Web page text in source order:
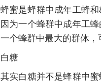
蜂蜜是蜂群中成年工蜂
因为一个蜂群中成年工
一个蜂群中最大的群体
白糖
其实白糖并不是蜂群中